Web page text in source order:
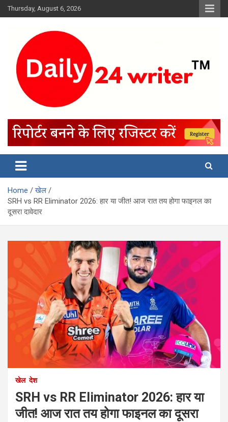
Skip
to
Thursday, August 6, 2026
Home
खेल
SRH vs RR Eliminator 2026: हार या जीत! आज रात तय होगा फाइनल का
दूसरा दावेदार
खेल देश
SRH vs RR Eliminator 2026: हार या
जीत! आज रात तय होगा फाइनल का दूसरा